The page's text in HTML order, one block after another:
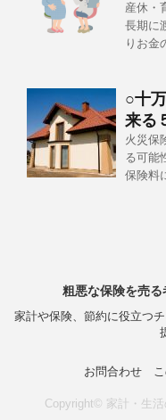
産休・
長期に
りお金
○十
来る
火災保
る可能
保険料
粗悪な保険を売
家計や保険、節約に役立つ
お問合わせ
Copyright© 家計・生